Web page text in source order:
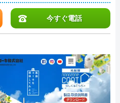
今すぐ電話